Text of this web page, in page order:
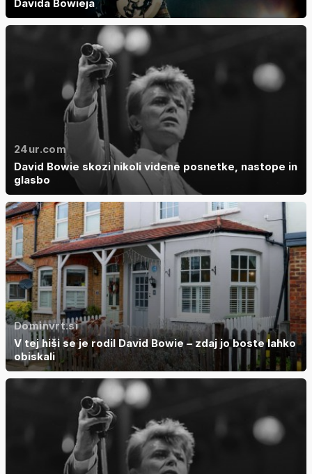
Davida Bowieja
24ur.com
David Bowie skozi nikoli videne posnetke, nastope in
glasbo
Dominvrt.si
V tej hiši se je rodil David Bowie – zdaj jo boste lahko
obiskali